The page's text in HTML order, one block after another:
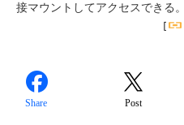
接マウントしてアクセスできる。
[
Share Post